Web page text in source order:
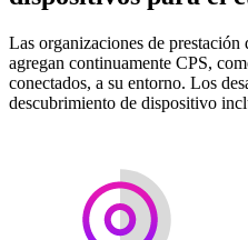
Las organizaciones de
agregan continuamente CPS,
conectados, a su entorno. Los
descubrimiento de dispositivo